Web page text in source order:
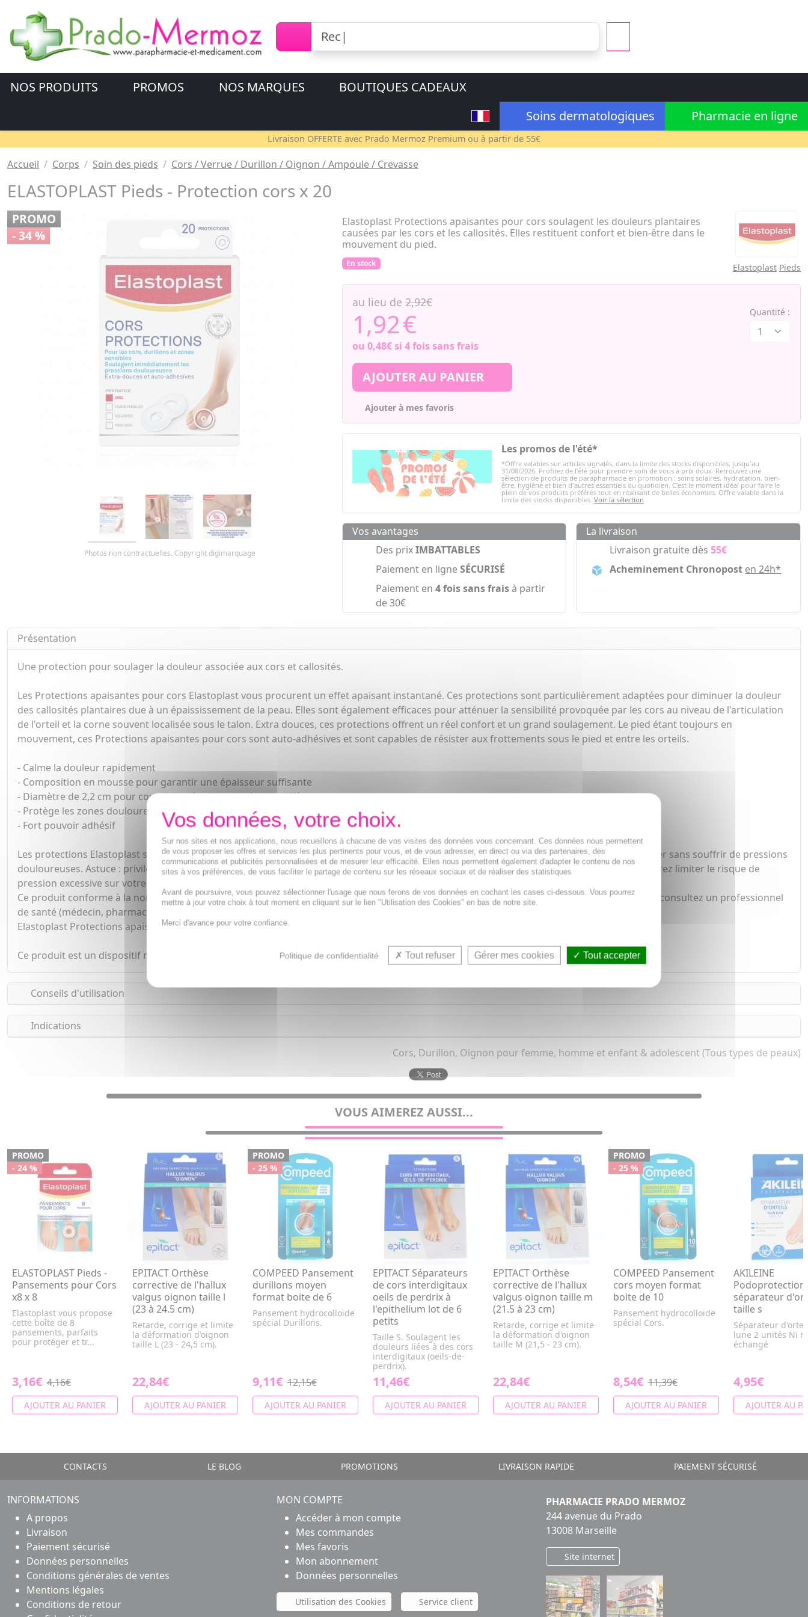
NOS PRODUITS PROMOS NOS MARQUES
BOUTIQUES CADEAUX
Soins dermatologiques
Pharmacie en ligne
Livraison OFFERTE avec Prado Mermoz Premium ou à partir de 55€
Accueil Corps Soin des pieds Cors / Verrue / Durillon / Oignon / Ampoule / Crevasse
ELASTOPLAST Pieds - Protection cors x 20
PROMO
- 34 %
Photos non contractuelles. Copyright digimarquage
Elastoplast Protections apaisantes pour cors soulagent les douleurs plantaires
causées par les cors et les callosités. Elles restituent confort et bien-être dans le
mouvement du pied.
En stock Elastoplast Pieds
au lieu de2,92€
1,92€
ou 0,48€si 4 fois sans frais
Quantité :
AJOUTER AU PANIER
Ajouter à mes favoris
Les promos de l'été*
*Offre valables sur articles signalés, dans la limite des stocks disponibles, jusqu'au
31/08/2026. Profitez de l'été pour prendre soin de vous à prix doux. Retrouvez une
sélection de produits de parapharmacie en promotion : soins solaires, hydratation, bien-
être, hygiène et bien d'autres essentiels du quotidien. C'est le moment idéal pour faire le
plein de vos produits préférés tout en réalisant de belles économies. Offre valable dans la
limite des stocks disponibles.Voir la sélection
Vos avantages
Des prixIMBATTABLES
Paiement en ligneSÉCURISÉ
Paiement en 4 fois sans fraisà partir
de 30€
La livraison
Livraison gratuite dès55€
Acheminement Chronopost en 24h*
Présentation
Une protection pour soulager la douleur associée aux cors et callosités.
Les Protections apaisantes pour cors Elastoplast vous procurent un effet apaisant instantané. Ces protections sont particulièrement adaptées pour diminuer la douleur
des callosités plantaires due à un épaississement de la peau. Elles sont également efficaces pour atténuer la sensibilité provoquée par les cors au niveau de l'articulation
de l'orteil et la corne souvent localisée sous le talon. Extra douces, ces protections offrent un réel confort et un grand soulagement. Le pied étant toujours en
mouvement, ces Protections apaisantes pour cors sont auto-adhésives et sont capables de résister aux frottements sous le pied et entre les orteils.
- Calme la douleur rapidement
- Composition en mousse pour garantir une épaisseur suffisante
- Diamètre de 2,2 cm pour couvrir les lésions cutanées de différentes envergures
- Protège les zones douloureuses
- Fort pouvoir adhésif
Les protections Elastoplast sont idéales pour préserver vos pieds et doigts de pied des frottements répétés. Vous pouvez de nouveau marcher sans souffrir de pressions
douloureuses. Astuce : privilégiez les chaussures larges et souples de façon à laisser un espace sur les côtés et au-dessus du pied. Vous pourrez limiter le risque de
pression excessive sur votre pied et les lésions plantaires. Évitez le port quotidien de talons hauts à bout pointus.
Ce produit conforme à la norme CE a été testé sous contrôle dermatologique. Avant toute utilisation, lisez les instructions et en cas de doute consultez un professionnel
de santé (médecin, pharmacien), notamment pour les personnes diabétiques.
Elastoplast Protections apaisantes pour cors soulagent les douleurs provoquées par les cors et callosités au niveau du pied.
Ce produit est un dispositif médical.
Conseils d'utilisation
Indications
Cors, Durillon, Oignon pour femme, homme et enfant & adolescent (Tous types de peaux)
VOUS AIMEREZ AUSSI...
PROMO
- 24 %
ELASTOPLAST Pieds -
Pansements pour Cors
x8 x 8
Elastoplast vous propose
cette boîte de 8
pansements, parfaits
pour protéger et tr...
3,16€ 4,16€
AJOUTER AU PANIER
EPITACT Orthèse
corrective de l'hallux
valgus oignon taille l
(23 à 24.5 cm)
Retarde, corrige et limite
la déformation d'oignon
taille L (23 - 24,5 cm).
22,84€
AJOUTER AU PANIER
PROMO
- 25 %
COMPEED Pansement
durillons moyen
format boite de 6
Pansement hydrocolloïde
spécial Durillons.
9,11€ 12,15€
AJOUTER AU PANIER
EPITACT Séparateurs
de cors interdigitaux
oeils de perdrix à
l'epithelium lot de 6
petits
Taille S. Soulagent les
douleurs liées à des cors
interdigitaux (oeils-de-
perdrix).
11,46€
AJOUTER AU PANIER
EPITACT Orthèse
corrective de l'hallux
valgus oignon taille m
(21.5 à 23 cm)
Retarde, corrige et limite
la déformation d'oignon
taille M (21,5 - 23 cm).
22,84€
AJOUTER AU PANIER
PROMO
- 25 %
COMPEED Pansement
cors moyen format
boite de 10
Pansement hydrocolloïde
spécial Cors.
8,54€ 11,39€
AJOUTER AU PANIER
AKILEINE
Podoprotection
séparateur
taille s
Séparateur
lune 2 unités Ni
échangé
4,95€
AJOUTER AU
CONTACTS LE BLOG PROMOTIONS LIVRAISON RAPIDE PAIEMENT SÉCURISÉ
INFORMATIONS
A propos
Livraison
Paiement sécurisé
Données personnelles
Conditions générales de ventes
Mentions légales
Conditions de retour
MON COMPTE
Accéder à mon compte
Mes commandes
Mes favoris
Mon abonnement
Données personnelles
Utilisation des Cookies Service client
PHARMACIE PRADO MERMOZ
244 avenue du Prado
13008 Marseille
Site internet
Sur nos sites et nos applications, nous recueillons à chacune de vos visites des données vous concernant. Ces données nous permettent
de vous proposer les offres et services les plus pertinents pour vous, et de vous adresser, en direct ou via des partenaires, des
communications et publicités personnalisées et de mesurer leur efficacité. Elles nous permettent également d'adapter le contenu de nos
sites à vos préférences, de vous faciliter le partage de contenu sur les réseaux sociaux et de réaliser des statistiques
Avant de poursuivre, vous pouvez sélectionner l'usage que nous ferons de vos données en cochant les cases ci-dessous. Vous pourrez
mettre à jour votre choix à tout moment en cliquant sur le lien "Utilisation des Cookies" en bas de notre site.
Merci d'avance pour votre confiance.
Politique de confidentialité Tout refuser Gérer mes cookies Tout accepter